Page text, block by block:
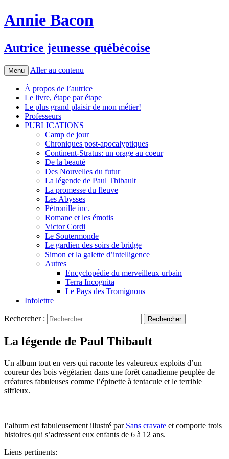
Annie Bacon
Autrice jeunesse québécoise
Menu Aller au contenu
À propos de l’autrice
Le livre, étape par étape
Le plus grand plaisir de mon métier!
Professeurs
PUBLICATIONS
Camp de jour
Chroniques post-apocalyptiques
Continent-Stratus: un orage au coeur
De la beauté
Des Nouvelles du futur
La légende de Paul Thibault
La promesse du fleuve
Les Abysses
Pétronille inc.
Romane et les émotis
Victor Cordi
Le Soutermonde
Le gardien des soirs de bridge
Simon et la galette d’intelligence
Autres
Encyclopédie du merveilleux urbain
Terra Incognita
Le Pays des Tromignons
Infolettre
Rechercher :
La légende de Paul Thibault
Un album tout en vers qui raconte les valeureux exploits d’un
coureur des bois végétarien dans une forêt canadienne peuplée de
créatures fabuleuses comme l’épinette à tentacule et le terrible
siffleux.
l’album est fabuleusement illustré par Sans cravate et comporte trois
histoires qui s’adressent eux enfants de 6 à 12 ans.
Liens pertinents: